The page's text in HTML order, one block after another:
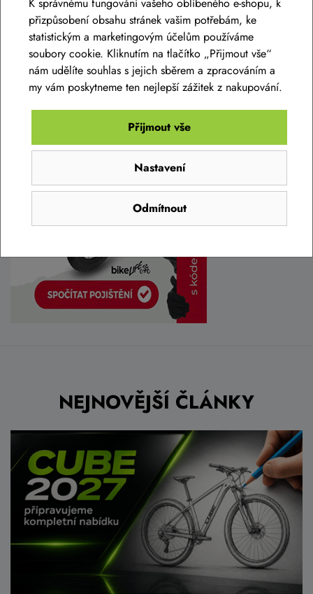
NEJNOVĚJŠÍ ČLÁNKY
přizpůsobení obsahu stránek vašim potřebám, ke
statistickým a marketingovým účelům používáme
soubory cookie. Kliknutím na tlačítko „Přijmout vše“
nám udělíte souhlas s jejich sběrem a zpracováním a
my vám poskytneme ten nejlepší zážitek z nakupování.
Odmítnout
Nastavení
Přijmout vše